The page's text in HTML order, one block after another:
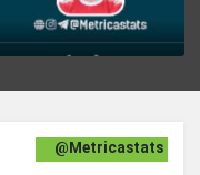
@Metricastats